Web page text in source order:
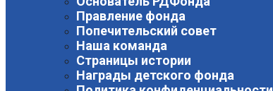
Правление фонда
Попечительский совет
Наша команда
Страницы истории
Награды детского фонда